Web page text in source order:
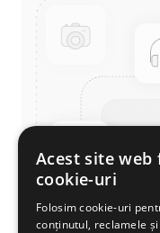
Acest site web
cookie-uri
Folosim cookie-uri
conținutul, reclamele